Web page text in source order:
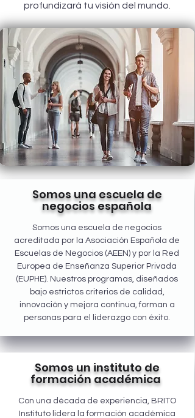
profundizará tu visión del mundo.
Somos una escuela de
negocios española
Somos una escuela de negocios
acreditada por la Asociación Española de
Escuelas de Negocios (AEEN) y por la Red
Europea de Enseñanza Superior Privada
(EUPHE). Nuestros programas, diseñados
bajo estrictos criterios de calidad,
innovación y mejora continua, forman a
personas para el liderazgo con éxito.
Somos un instituto de
formación académica
Con una década de experiencia, BRITO
Instituto lidera la formación académica